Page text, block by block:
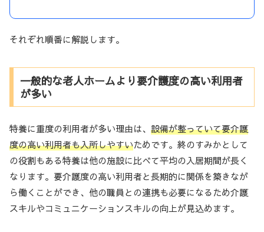
それぞれ順番に解説します。
一般的な老人ホームより要介護度の高い利用者
が多い
特養に重度の利用者が多い理由は、 設備が整っていて要介護
度の高い利用者も入所しやすいためです。終のすみかとして
の役割もある特養は他の施設に比べて平均の入居期間が長く
なります。要介護度の高い利用者と長期的に関係を築きなが
ら働くことができ、他の職員との連携も必要になるため介護
スキルやコミュニケーションスキルの向上が見込めます。